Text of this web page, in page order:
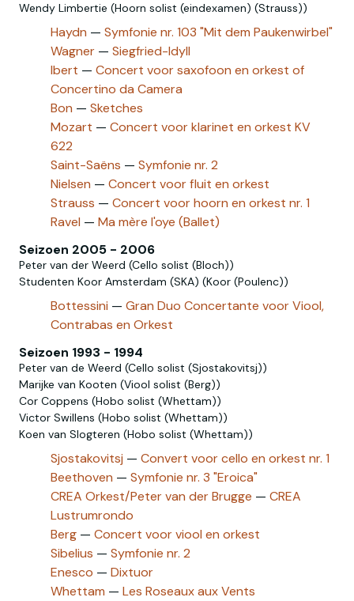
Wendy Limbertie (Hoorn solist (eindexamen) (Strauss))
Haydn — Symfonie nr. 103 "Mit dem Paukenwirbel"
Wagner — Siegfried-Idyll
Ibert — Concert voor saxofoon en orkest of
Concertino da Camera
Bon — Sketches
Mozart — Concert voor klarinet en orkest KV
622
Saint-Saëns — Symfonie nr. 2
Nielsen — Concert voor fluit en orkest
Strauss — Concert voor hoorn en orkest nr. 1
Ravel — Ma mère l'oye (Ballet)
Seizoen 2005 - 2006
Peter van der Weerd (Cello solist (Bloch))
Studenten Koor Amsterdam (SKA) (Koor (Poulenc))
Bottessini — Gran Duo Concertante voor Viool,
Contrabas en Orkest
Seizoen 1993 - 1994
Peter van de Weerd (Cello solist (Sjostakovitsj))
Marijke van Kooten (Viool solist (Berg))
Cor Coppens (Hobo solist (Whettam))
Victor Swillens (Hobo solist‎ (Whettam))
Koen van Slogteren (Hobo‎ solist‎‎ (Whettam))
Sjostakovitsj — Convert voor cello en orkest nr. 1
Beethoven — Symfonie nr. 3 "Eroica"
CREA Orkest/Peter van der Brugge — CREA
Lustrumrondo
Berg — Concert voor viool en orkest
Sibelius — Symfonie nr. 2
Enesco — Dixtuor
Whettam — Les Roseaux aux Vents